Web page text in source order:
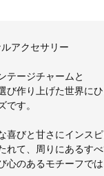
アクセサリー
テージチャームと
作り上げた世界にひ
す。
びと甘さにインス
れて、周りにあるす
心のあるモチーフで